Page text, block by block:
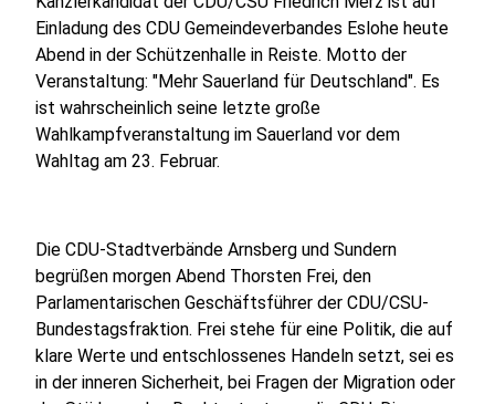
Einladung des CDU Gemeindeverbandes Eslohe heute
Abend in der Schützenhalle in Reiste. Motto der
Veranstaltung: "Mehr Sauerland für Deutschland". Es
ist wahrscheinlich seine letzte große
Wahlkampfveranstaltung im Sauerland vor dem
Wahltag am 23. Februar.
Die CDU-Stadtverbände Arnsberg und Sundern
begrüßen morgen Abend Thorsten Frei, den
Parlamentarischen Geschäftsführer der CDU/CSU-
Bundestagsfraktion. Frei stehe für eine Politik, die auf
klare Werte und entschlossenes Handeln setzt, sei es
in der inneren Sicherheit, bei Fragen der Migration oder